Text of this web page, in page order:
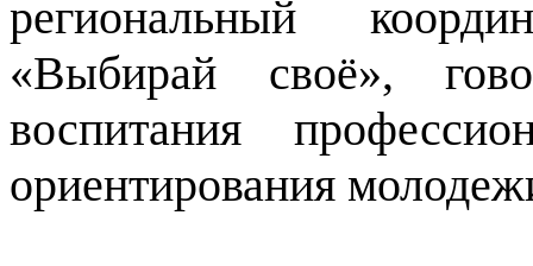
региональный
«Выбирай своё»,
воспитания
ориентирования